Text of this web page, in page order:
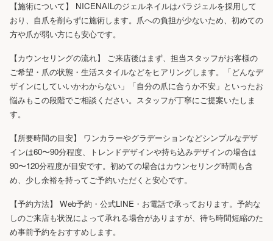
【施術について】 NICENAILのジェルネイルはパラジェルを採用して
おり、自爪を削らずに施術します。爪への負担が少ないため、初めての
方や爪が弱い方にも安心です。
【カウンセリングの流れ】 ご来店後はまず、担当スタッフがお客様の
ご希望・爪の状態・生活スタイルなどをヒアリングします。「どんなデ
ザインにしていいかわからない」「自分の爪に合うか不安」といったお
悩みもこの段階でご相談ください。スタッフが丁寧にご提案いたしま
す。
【所要時間の目安】 ワンカラーやグラデーションなどシンプルなデザ
インは60〜90分程度、トレンドデザインや持ち込みデザインの場合は
90〜120分程度が目安です。初めての場合はカウンセリング時間も含
め、少し余裕を持ってご予約いただくと安心です。
【予約方法】 Web予約・公式LINE・お電話で承っております。予約な
しのご来店も状況によって承れる場合がありますが、待ち時間短縮のた
め事前予約をおすすめします。